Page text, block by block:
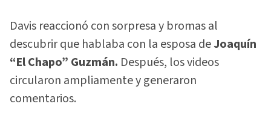
Davis reaccionó con sorpresa y bromas al
descubrir que hablaba con la esposa deJoaquín
“El Chapo” Guzmán. Después, los videos
circularon ampliamente y generaron
comentarios.